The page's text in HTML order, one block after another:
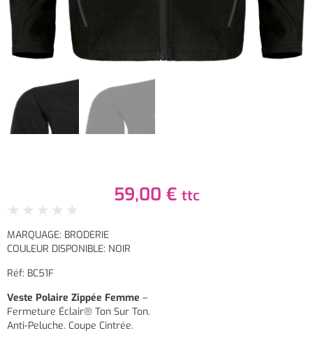
59,00 € ttc
★ ★ ★ ★ ★
MARQUAGE: BRODERIE
COULEUR DISPONIBLE: NOIR
Réf: BC51F
Veste Polaire Zippée Femme –
Fermeture Éclair® Ton Sur Ton.
Anti-Peluche. Coupe Cintrée.